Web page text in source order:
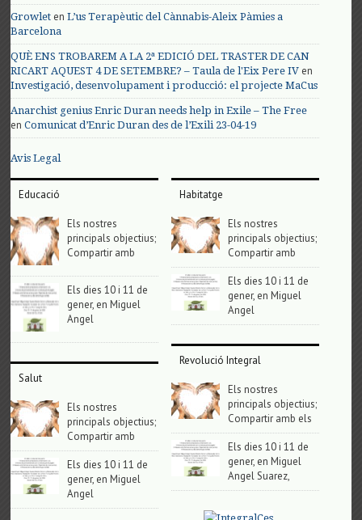
Growlet enL’us Terapèutic del Cànnabis-Aleix Pàmies a
Barcelona
QUÈ ENS TROBAREM A LA 2ª EDICIÓ DEL TRASTER DE CAN
RICART AQUEST 4 DE SETEMBRE? – Taula de l'Eix Pere IV en
Investigació, desenvolupament i producció: el projecte MaCus
Anarchist genius Enric Duran needs help in Exile – The Free
enComunicat d’Enric Duran des de l’Exili 23-04-19
Avis Legal
Educació
Els nostres
principals objectius;
Compartir amb
Els dies 10 i 11 de
gener, en Miguel
Angel
Salut
Els nostres
principals objectius;
Compartir amb
Els dies 10 i 11 de
gener, en Miguel
Angel
Habitatge
Els nostres
principals objectius;
Compartir amb
Els dies 10 i 11 de
gener, en Miguel
Angel
Revolució Integral
Els nostres
principals objectius;
Compartir amb els
Els dies 10 i 11 de
gener, en Miguel
Angel Suarez,